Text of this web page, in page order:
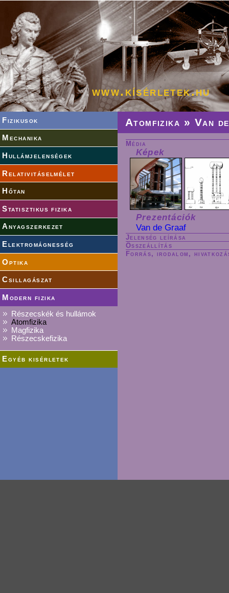
www.kísérletek.hu
Fizikusok
Mechanika
Hullámjelenségek
Relativitáselmélet
Hőtan
Statisztikus fizika
Anyagszerkezet
Elektromágnesség
Optika
Csillagászat
Modern fizika
Részecskék és hullámok
Atomfizika
Magfizika
Részecskefizika
Egyéb kisérletek
Atomfizika » Van
Média
Képek
Prezentációk
Van de Graaf
Jelenség leírása
Összeállítás
Forrás, irodalom,